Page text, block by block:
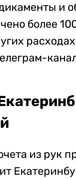
и
более
из рук